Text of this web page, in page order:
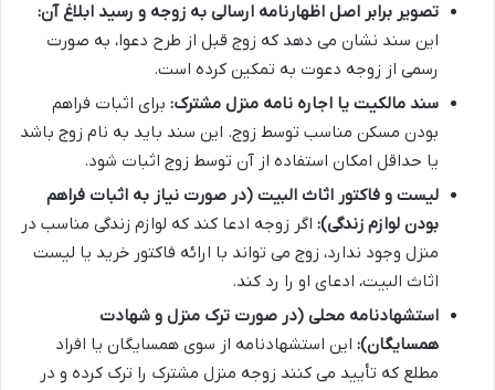
تصویر برابر اصل اظهارنامه ارسالی به زوجه و رسید ابلاغ آن:
این سند نشان می دهد که زوج قبل از طرح دعوا، به صورت
رسمی از زوجه دعوت به تمکین کرده است.
سند مالکیت یا اجاره نامه منزل مشترک: برای اثبات فراهم
بودن مسکن مناسب توسط زوج. این سند باید به نام زوج باشد
یا حداقل امکان استفاده از آن توسط زوج اثبات شود.
لیست و فاکتور اثاث البیت (در صورت نیاز به اثبات فراهم
بودن لوازم زندگی): اگر زوجه ادعا کند که لوازم زندگی مناسب در
منزل وجود ندارد، زوج می تواند با ارائه فاکتور خرید یا لیست
اثاث البیت، ادعای او را رد کند.
استشهادنامه محلی (در صورت ترک منزل و شهادت
همسایگان): این استشهادنامه از سوی همسایگان یا افراد
مطلع که تأیید می کنند زوجه منزل مشترک را ترک کرده و در